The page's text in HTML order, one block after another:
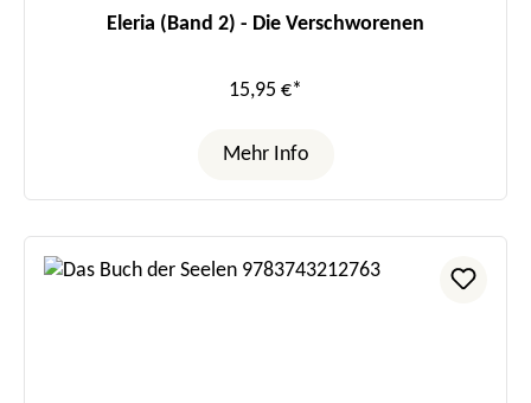
Eleria (Band 2) - Die Verschworenen
15,95 €*
Mehr Info